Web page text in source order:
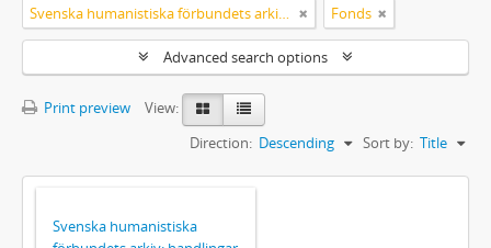
Svenska humanistiska förbundets arkiv: handlingar 2003-2012 Fonds
Advanced search options
Print preview
View:
Sort by: Title
Direction: Descending
Svenska humanistiska